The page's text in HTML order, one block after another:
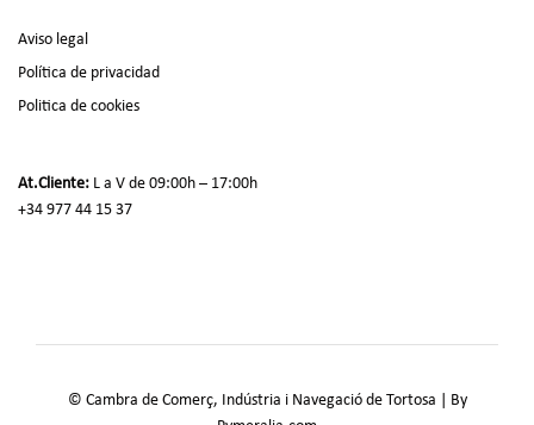
Aviso legal
Política de privacidad
Politica de cookies
At.Cliente: L a V de 09:00h – 17:00h
+34 977 44 15 37
© Cambra de Comerç, Indústria i Navegació de Tortosa | By